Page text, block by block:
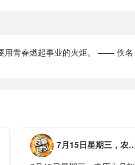
用青春燃起事业的火炬。 —— 佚名
7月15日星期三，农历六月初二，工作愉快，平安喜乐